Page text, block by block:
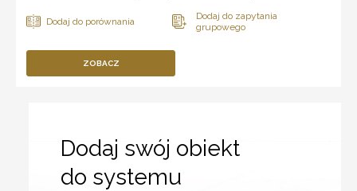
ZOBACZ
Dodaj swój obiekt
do systemu